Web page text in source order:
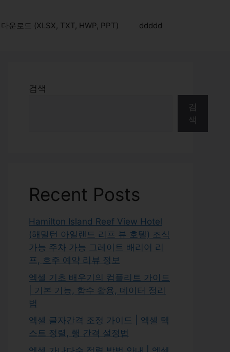
운로드 (XLSX, TXT, HWP, PPT) ddddd
검색
검
색
Recent Posts
Hamilton Island Reef View Hotel
(해밀턴 아일랜드 리프 뷰 호텔) 조식
가능 주차 가능 그레이트 배리어 리
프, 호주 예약 리뷰 정보
엑셀 기초 배우기의 컴플리트 가이드
| 기본 기능, 함수 활용, 데이터 정리
법
엑셀 글자간격 조정 가이드 | 엑셀 텍
스트 정렬, 행 간격 설정법